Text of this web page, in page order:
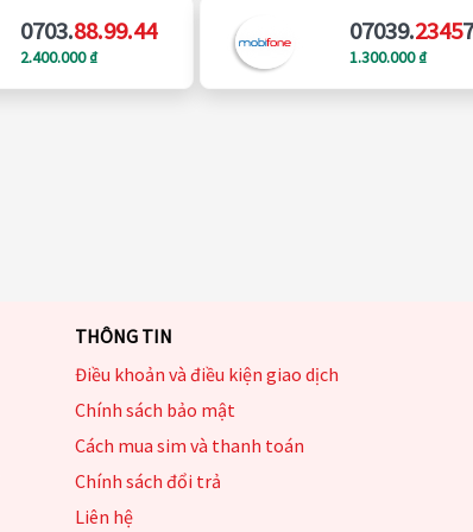
0703.88.99.44
2.400.000 ₫
07039.23457
1.300.000 ₫
THÔNG TIN
Điều khoản và điều kiện giao dịch
Chính sách bảo mật
Cách mua sim và thanh toán
Chính sách đổi trả
Liên hệ